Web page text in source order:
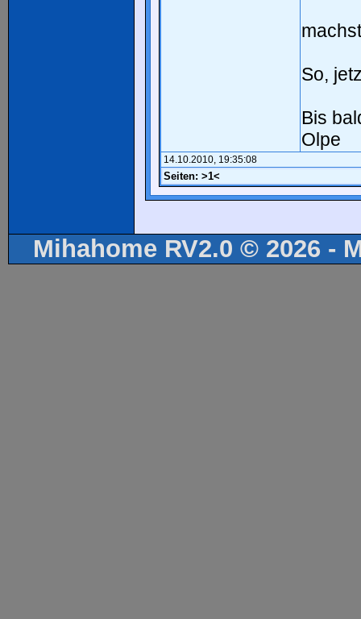
So,
Bis
Olpe
14.10.2010, 19:35:08
Seiten: >1<
Mihahome RV2.0 © 2026 -